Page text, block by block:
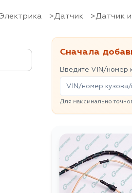
Электрика датчик Датчик
Сначала
Введите VIN/номер
Для максимально